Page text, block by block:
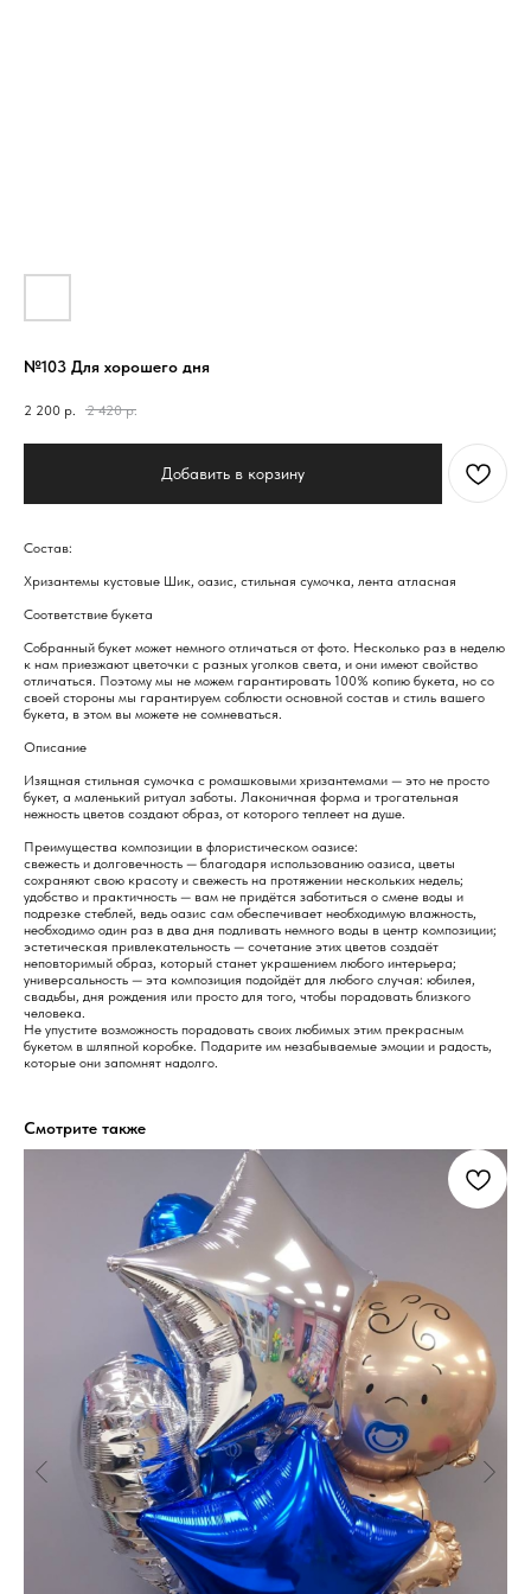
№103 Для хорошего дня
2 200 р. 2 420 р.
Добавить в корзину
Состав:
Хризантемы кустовые Шик, оазис, стильная сумочка, лента атласная
Соответствие букета
Собранный букет может немного отличаться от фото. Несколько раз в неделю
к нам приезжают цветочки с разных уголков света, и они имеют свойство
отличаться. Поэтому мы не можем гарантировать 100% копию букета, но со
своей стороны мы гарантируем соблюсти основной состав и стиль вашего
букета, в этом вы можете не сомневаться.
Описание
Изящная стильная сумочка с ромашковыми хризантемами — это не просто
букет, а маленький ритуал заботы. Лаконичная форма и трогательная
нежность цветов создают образ, от которого теплеет на душе.
Преимущества композиции в флористическом оазисе:
свежесть и долговечность — благодаря использованию оазиса, цветы
сохраняют свою красоту и свежесть на протяжении нескольких недель;
удобство и практичность — вам не придётся заботиться о смене воды и
подрезке стеблей, ведь оазис сам обеспечивает необходимую влажность,
необходимо один раз в два дня подливать немного воды в центр композиции;
эстетическая привлекательность — сочетание этих цветов создаёт
неповторимый образ, который станет украшением любого интерьера;
универсальность — эта композиция подойдёт для любого случая: юбилея,
свадьбы, дня рождения или просто для того, чтобы порадовать близкого
человека.
Не упустите возможность порадовать своих любимых этим прекрасным
букетом в шляпной коробке. Подарите им незабываемые эмоции и радость,
которые они запомнят надолго.
Смотрите также